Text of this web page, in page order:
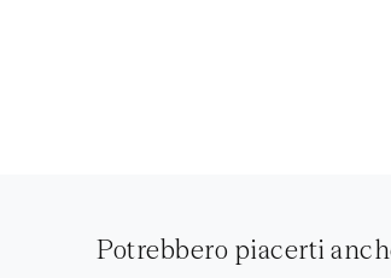
Potrebbero piacerti